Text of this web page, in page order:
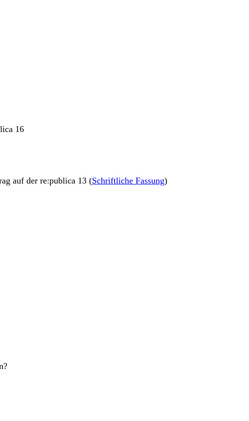
16
auf der re:publica 13 (Schriftliche Fassung)